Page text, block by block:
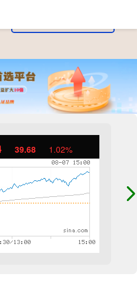
39.68 1.02%